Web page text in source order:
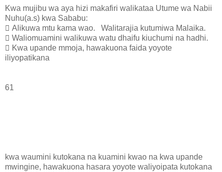
Kwa mujibu wa aya hizi makafiri walikataa Utume wa Nabii
Nuhu(a.s) kwa Sababu:
 Alikuwa mtu kama wao. Walitarajia kutumiwa Malaika.
 Waliomuamini walikuwa watu dhaifu kiuchumi na hadhi.
 Kwa upande mmoja, hawakuona faida yoyote
iliyopatikana
61
kwa waumini kutokana na kuamini kwao na kwa upande
mwingine, hawakuona hasara yoyote waliyoipata kutokana